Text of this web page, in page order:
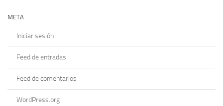
META
Iniciar sesión
Feed de entradas
Feed de comentarios
WordPress.org